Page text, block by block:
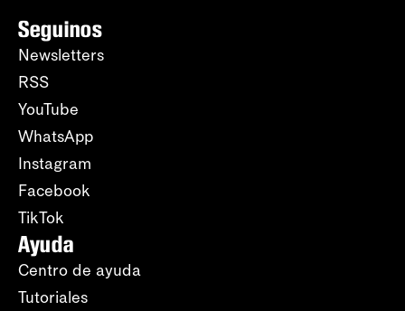
Seguinos
Newsletters
RSS
YouTube
WhatsApp
Instagram
Facebook
TikTok
Ayuda
Centro de ayuda
Tutoriales